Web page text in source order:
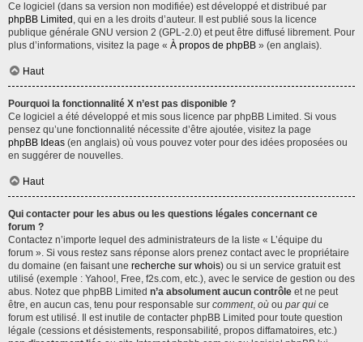
Ce logiciel (dans sa version non modifiée) est développé et distribué par
phpBB Limited , qui en a les droits d’auteur. Il est publié sous la licence
publique générale GNU version 2 (GPL-2.0) et peut être diffusé librement. Pour
plus d’informations, visitez la page « À propos de phpBB » (en anglais).
Haut
Pourquoi la fonctionnalité X n’est pas disponible ?
Ce logiciel a été développé et mis sous licence par phpBB Limited. Si vous
pensez qu’une fonctionnalité nécessite d’être ajoutée, visitez la page
phpBB Ideas (en anglais) où vous pouvez voter pour des idées proposées ou
en suggérer de nouvelles.
Haut
Qui contacter pour les abus ou les questions légales concernant ce
forum ?
Contactez n’importe lequel des administrateurs de la liste « L’équipe du
forum ». Si vous restez sans réponse alors prenez contact avec le propriétaire
du domaine (en faisant une recherche sur whois) ou si un service gratuit est
utilisé (exemple : Yahoo!, Free, f2s.com, etc.), avec le service de gestion ou des
abus. Notez que phpBB Limited n’a absolument aucun contrôle et ne peut
être, en aucun cas, tenu pour responsable sur comment, où ou par qui ce
forum est utilisé. Il est inutile de contacter phpBB Limited pour toute question
légale (cessions et désistements, responsabilité, propos diffamatoires, etc.)